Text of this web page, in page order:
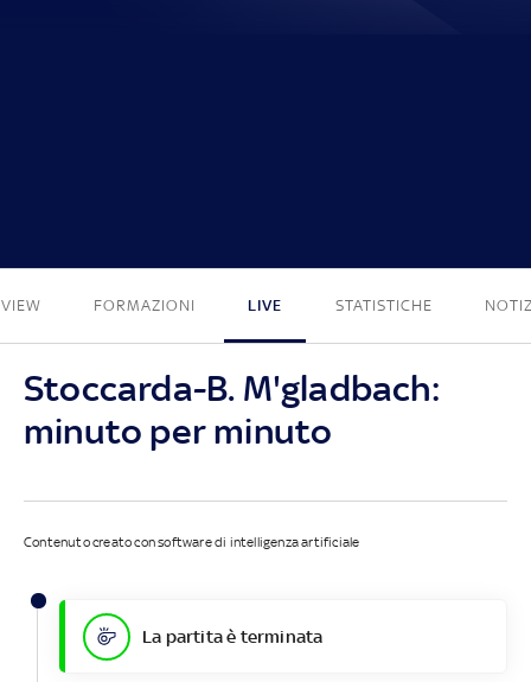
FORMAZIONI LIVE STATISTICHE
Stoccarda-B. M'gladbach:
minuto per minuto
Contenuto creato con software di intelligenza artificiale
La partita è terminata